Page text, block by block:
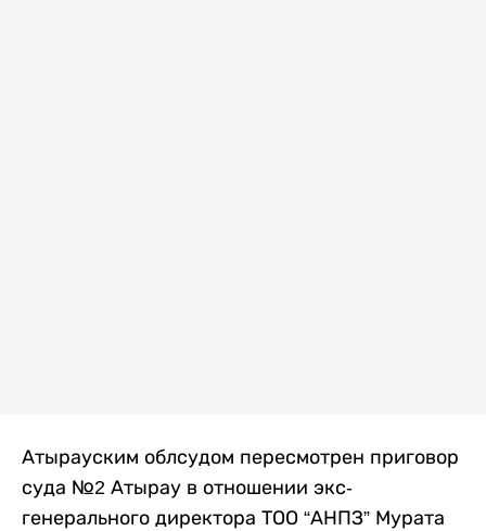
Атырауским облсудом пересмотрен приговор
суда №2 Атырау в отношении экс-
генерального директора ТОО “АНПЗ” Мурата